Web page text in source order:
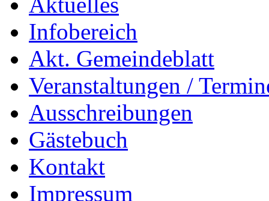
Infobereich
Akt. Gemeindeblatt
Veranstaltungen /
Ausschreibungen
Gästebuch
Kontakt
Impressum